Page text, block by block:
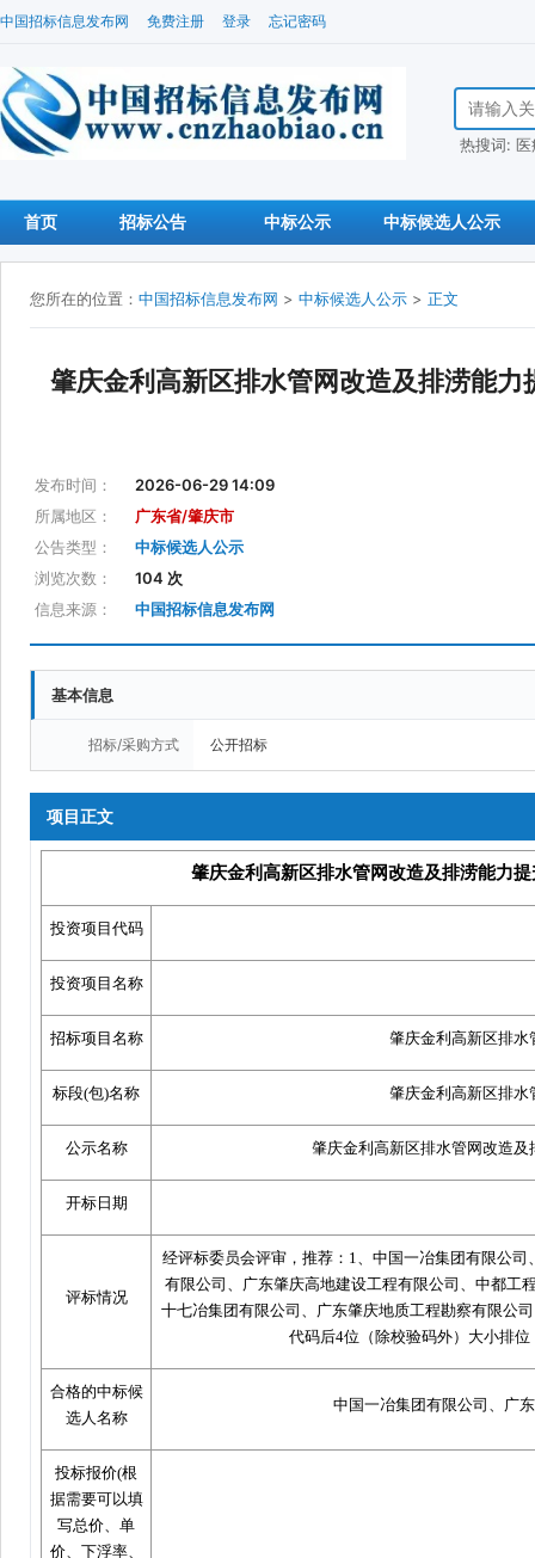
中国招标信息发布网 免费注册 登录 忘记密码
搜索招标信
热搜词:
首页 招标公告 中标公示 中标候选人公示
您所在的位置： 中国招标信息发布网 > 中标候选人公示 > 正文
肇庆金利高新区排水管网改造及排涝能
发布时间：
2026-06-29 14:09
所属地区：
广东省/肇庆市
公告类型：
中标候选人公示
浏览次数：
104 次
信息来源：
中国招标信息发布网
基本信息
招标/采购方式 公开招标
项目正文